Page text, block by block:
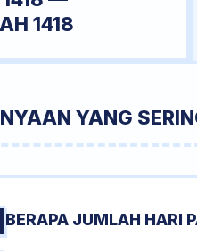
1418
YANG
BERAPA JUMLAH HARI